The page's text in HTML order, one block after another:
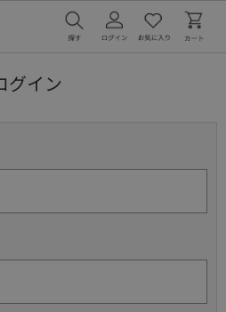
グイン